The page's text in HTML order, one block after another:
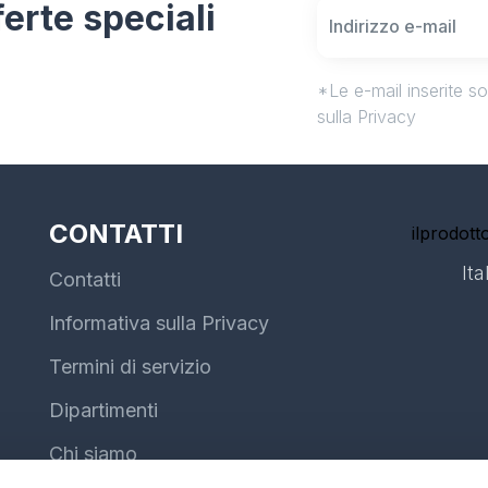
speciali
*Le e-mail inserite
sulla Privacy
CONTATTI
Contatti
Informativa sulla Privacy
Termini di servizio
Dipartimenti
Chi siamo